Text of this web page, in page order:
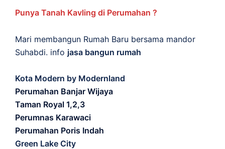
Punya Tanah Kavling di Perumahan ?
Mari membangun Rumah Baru bersama mandor
Suhabdi. info jasa bangun rumah
Kota Modern by Modernland
Perumahan Banjar Wijaya
Taman Royal 1,2,3
Perumnas Karawaci
Perumahan Poris Indah
Green Lake City